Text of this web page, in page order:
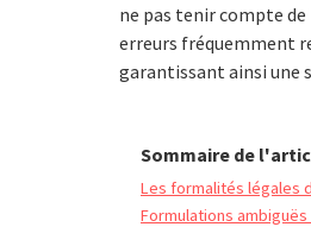
ne pas tenir compte
erreurs fréquemment
garantissant ainsi une
Sommaire de
Les formalités légales
Formulations